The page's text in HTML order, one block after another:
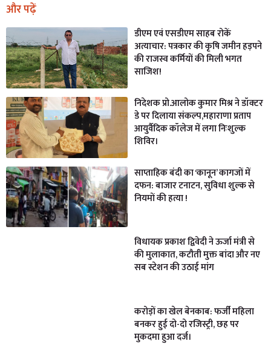
और पढ़ें
डीएम एवं एसडीएम साहब रोकें
अत्याचार: पत्रकार की कृषि जमीन हड़पने
की राजस्व कर्मियों की मिली भगत
साजिश!
निदेशक प्रो.आलोक कुमार मिश्र ने डॉक्टर
डे पर दिलाया संकल्प,महाराणा प्रताप
आयुर्वैदिक कॉलेज में लगा निःशुल्क
शिविर।
साप्ताहिक बंदी का ‘कानून’ कागजों में
दफन: बाजार टनाटन, सुविधा शुल्क से
नियमों की हत्या !
विधायक प्रकाश द्विवेदी ने ऊर्जा मंत्री से
की मुलाकात, कटौती मुक्त बांदा और नए
सब स्टेशन की उठाई मांग
करोड़ों का खेल बेनकाब: फर्जी महिला
बनकर हुई दो-दो रजिस्ट्री, छह पर
मुकदमा हुआ दर्ज।